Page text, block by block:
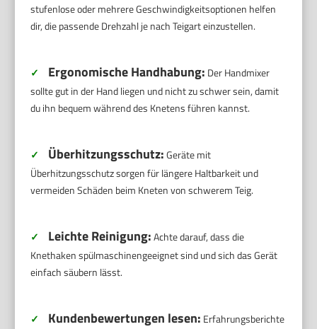
stufenlose oder mehrere Geschwindigkeitsoptionen helfen
dir, die passende Drehzahl je nach Teigart einzustellen.
✓ Ergonomische Handhabung: Der Handmixer
sollte gut in der Hand liegen und nicht zu schwer sein, damit
du ihn bequem während des Knetens führen kannst.
✓ Überhitzungsschutz:Geräte mit
Überhitzungsschutz sorgen für längere Haltbarkeit und
vermeiden Schäden beim Kneten von schwerem Teig.
✓ Leichte Reinigung:Achte darauf, dass die
Knethaken spülmaschinengeeignet sind und sich das Gerät
einfach säubern lässt.
✓ Kundenbewertungen lesen: Erfahrungsberichte